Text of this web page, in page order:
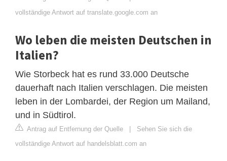
vollständige Antwort auf translate.google.com an
Wo leben die meisten Deutschen in
Italien?
Wie Storbeck hat es rund 33.000 Deutsche
dauerhaft nach Italien verschlagen. Die meisten
leben in der Lombardei, der Region um Mailand,
und in Südtirol.
Antrag auf Entfernung der Quelle | Sehen Sie sich die
vollständige Antwort auf handelsblatt.com an